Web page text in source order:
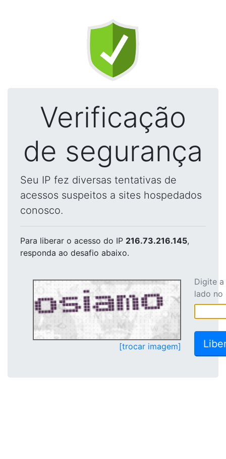
Verificação
de segurança
Seu IP fez diversas tentativas de
acessos suspeitos a sites hospedados
conosco.
Para liberar o acesso do IP 216.73.216.145,
responda ao desafio abaixo.
[trocar imagem]
Digite
lado no